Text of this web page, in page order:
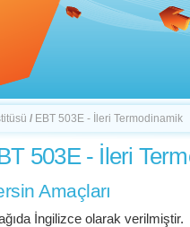
/ EBT 503E - İleri Termodinamik
503E - İleri
Amaçları
İngilizce olarak verilmiştir.